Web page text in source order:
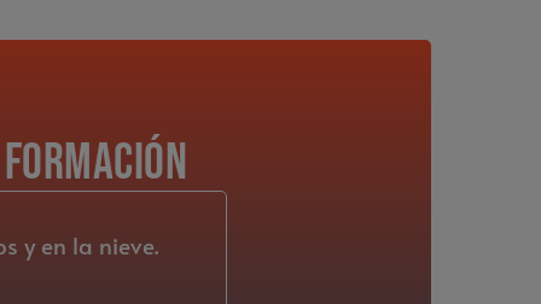
y en la nieve.